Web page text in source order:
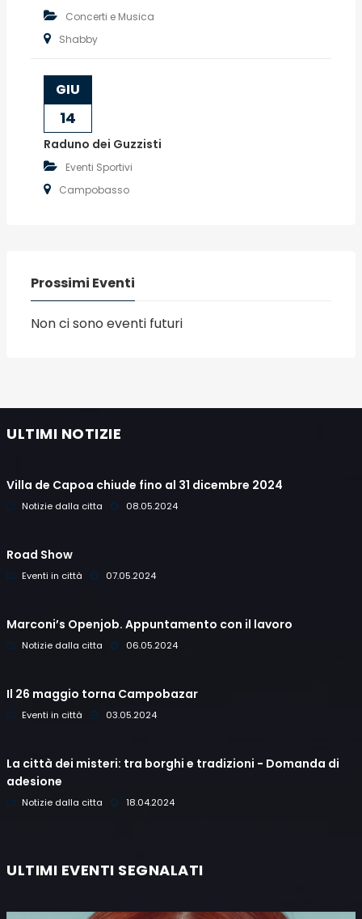
Concerti e Musica
Shabby
GIU
14
Raduno dei Guzzisti
Eventi Sportivi
Campobasso
Prossimi Eventi
Non ci sono eventi futuri
ULTIMI NOTIZIE
Villa de Capoa chiude fino al 31 dicembre 2024
Notizie dalla citta 08.05.2024
Road Show
Eventi in città 07.05.2024
Marconi’s Openjob. Appuntamento con il lavoro
Notizie dalla citta 06.05.2024
Il 26 maggio torna Campobazar
Eventi in città 03.05.2024
La città dei misteri: tra borghi e tradizioni - Domanda di
adesione
Notizie dalla citta 18.04.2024
ULTIMI EVENTI SEGNALATI